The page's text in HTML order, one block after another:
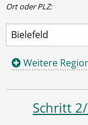
Ort oder PLZ:
Weitere
Schritt